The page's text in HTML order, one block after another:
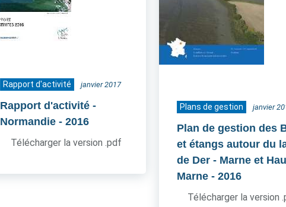
Rapport d'activité janvier 2017
Rapport d'activité -
Normandie - 2016
Télécharger la version .pdf
Plans de gestion janvier
Plan de gestion des
et étangs autour du
de Der - Marne et
Marne - 2016
Télécharger la version